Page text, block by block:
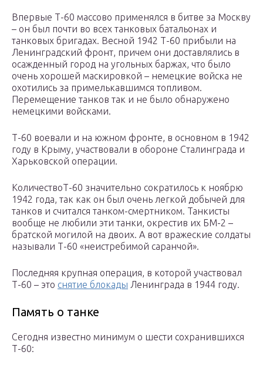
Впервые Т-60 массово применялся в битве за Москву
– он был почти во всех танковых батальонах и
танковых бригадах. Весной 1942 Т-60 прибыли на
Ленинградский фронт, причем они доставлялись в
осажденный город на угольных баржах, что было
очень хорошей маскировкой – немецкие войска не
охотились за примелькавшимся топливом.
Перемещение танков так и не было обнаружено
немецкими войсками.
Т-60 воевали и на южном фронте, в основном в 1942
году в Крыму, участвовали в обороне Сталинграда и
Харьковской операции.
КоличествоТ-60 значительно сократилось к ноябрю
1942 года, так как он был очень легкой добычей для
танков и считался танком-смертником. Танкисты
вообще не любили эти танки, окрестив их БМ-2 –
братской могилой на двоих. А вот вражеские солдаты
называли Т-60 «неистребимой саранчой».
Последняя крупная операция, в которой участвовал
Т-60 – это снятие блокады Ленинграда в 1944 году.
Память о танке
Сегодня известно минимум о шести сохранившихся
Т-60: